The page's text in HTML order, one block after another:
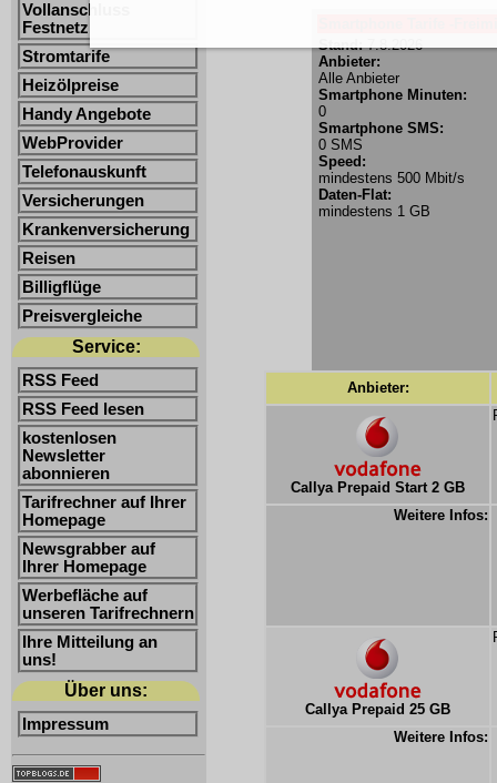
Vollanschluss
Festnetz
Stromtarife
Heizölpreise
Handy Angebote
WebProvider
Telefonauskunft
Versicherungen
Krankenversicherung
Reisen
Billigflüge
Preisvergleiche
Service:
RSS Feed
RSS Feed lesen
kostenlosen
Newsletter
abonnieren
Tarifrechner auf Ihrer
Homepage
Newsgrabber auf
Ihrer Homepage
Werbefläche auf
unseren Tarifrechnern
Ihre Mitteilung an
uns!
Über uns:
Impressum
Stand:7.8.2026
Anbieter:
Alle Anbieter
Smartphone Minuten:
0
Smartphone SMS:
0 SMS
Speed:
mindestens 500 Mbit/s
Daten-Flat:
mindestens 1 GB
Anbieter:
Callya Prepaid Start 2 GB
Weitere Infos:
Callya Prepaid 25 GB
Weitere Infos: